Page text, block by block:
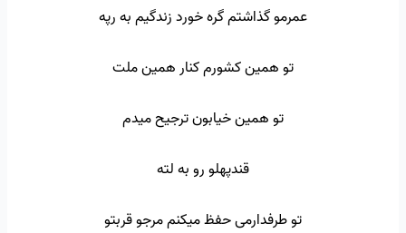
عمرمو گذاشتم گره خورد زندگیم به رپه
تو همین کشورم کنار همین ملت
تو همین خیابون ترجیح میدم
قندپهلو رو به لته
تو طرفدارمی حفظ میکنم مرجو قربتو